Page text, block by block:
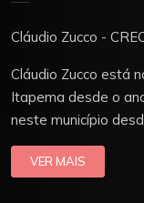
Cláudio Zucco -
Cláudio Zucco está
Itapema desde o
neste município
VER MAIS